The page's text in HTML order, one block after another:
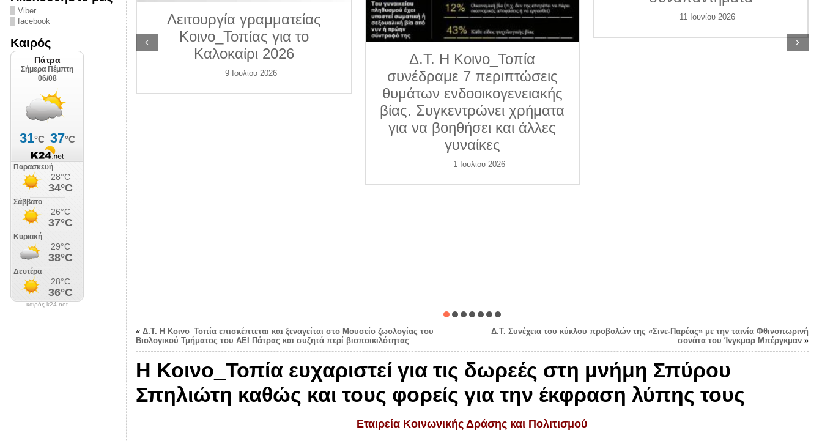
Viber
facebook
Καιρός
καιρός k24.net
Ιουλίου 2026
Λειτουργία γραμματείας
Κοινο_Τοπίας για το
Καλοκαίρι 2026
9 Ιουλίου 2026
Δ.Τ. Η Κοινο_Τοπία
συνέδραμε 7 περιπτώσεις
θυμάτων ενδοοικογενειακής
βίας. Συγκεντρώνει χρήματα
για να βοηθήσει και άλλες
γυναίκες
1 Ιουλίου 2026
11 Ιουνίου 2026
‹ ›
« Δ.Τ. Η Κοινο_Τοπία επισκέπτεται και ξεναγείται στο Μουσείο ζωολογίας του
Βιολογικού Τμήματος του ΑΕΙ Πάτρας και συζητά περί βιοποικιλότητας
Δ.Τ. Συνέχεια του κύκλου προβολών της «Σινε-Παρέας» με την ταινία Φθινοπωρινή
σονάτα του Ίνγκμαρ Μπέργκμαν»
Η Κοινο_Τοπία ευχαριστεί για τις δωρεές στη μνήμη Σπύρου
Σπηλιώτη καθώς και τους φορείς για την έκφραση λύπης τους
Εταιρεία Κοινωνικής Δράσης και Πολιτισμού